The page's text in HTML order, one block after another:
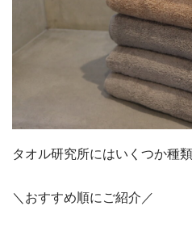
タオル研究所にはいくつか種
＼おすすめ順にご紹介／